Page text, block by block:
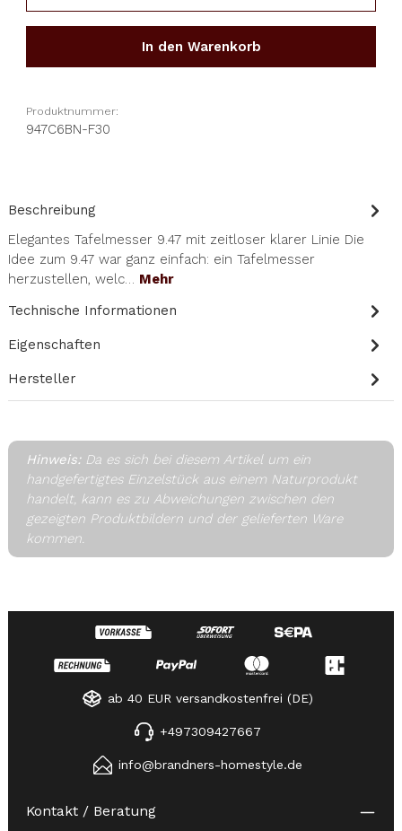
In den Warenkorb
Produktnummer:
947C6BN-F30
Beschreibung
Elegantes Tafelmesser 9.47 mit zeitloser klarer Linie Die
Idee zum 9.47 war ganz einfach: ein Tafelmesser
herzustellen, welc… Mehr
Technische Informationen
Eigenschaften
Hersteller
Hinweis: Da es sich bei diesem Artikel um ein
handgefertigtes Einzelstück aus einem Naturprodukt
handelt, kann es zu Abweichungen zwischen den
gezeigten Produktbildern und der gelieferten Ware
kommen.
ab 40 EUR versandkostenfrei (DE)
+497309427667
info@brandners-homestyle.de
Kontakt / Beratung